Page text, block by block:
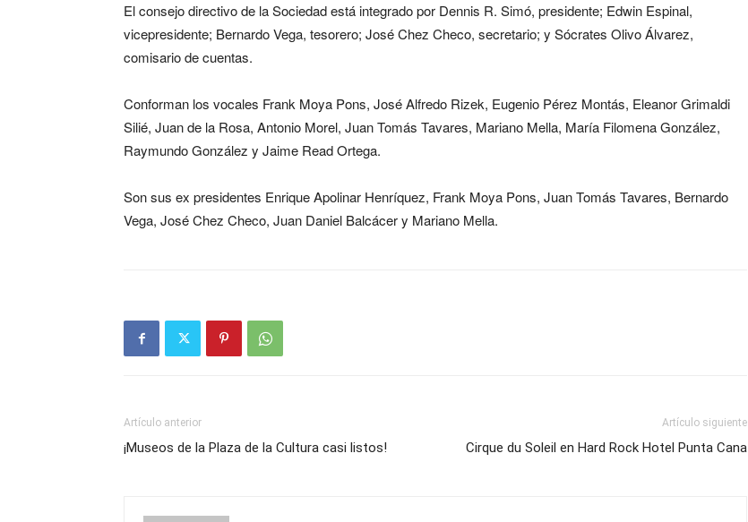
El consejo directivo de la Sociedad está integrado por Dennis R. Simó, presidente; Edwin Espinal,
vicepresidente; Bernardo Vega, tesorero; José Chez Checo, secretario; y Sócrates Olivo Álvarez,
comisario de cuentas.
Conforman los vocales Frank Moya Pons, José Alfredo Rizek, Eugenio Pérez Montás, Eleanor Grimaldi
Silié, Juan de la Rosa, Antonio Morel, Juan Tomás Tavares, Mariano Mella, María Filomena González,
Raymundo González y Jaime Read Ortega.
Son sus ex presidentes Enrique Apolinar Henríquez, Frank Moya Pons, Juan Tomás Tavares, Bernardo
Vega, José Chez Checo, Juan Daniel Balcácer y Mariano Mella.
Artículo anterior
¡Museos de la Plaza de la Cultura casi listos!
Artículo siguiente
Cirque du Soleil en Hard Rock Hotel Punta Cana